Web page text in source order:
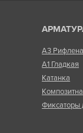
А3
А1 Гладкая
Катанка
Фиксаторы